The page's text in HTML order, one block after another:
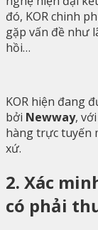
đó, KOR chinh
gặp vấn đề như
hồi…
KOR hiện đang
bởi Newway,
hàng trực tuyến
xứ.
2. Xác
có phải